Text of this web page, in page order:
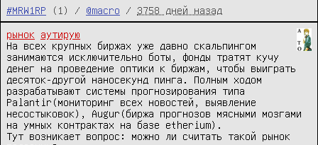
#MRW1RP
(1) / @macro / 3758 дней назад
рынок
аутирую
На всех крупных биржах уже давно скальпингом
занимаются исключительно боты, фонды тратят кучу
денег на проведение оптики к биржам, чтобы выиграть
десяток-другой наносекунд пинга. Полным ходом
разрабатывают системы прогнозирования типа
Palantir(мониторинг всех новостей, выявление
несостыковок), Augur(биржа прогнозов мясными мозгами
на умных контрактах на базе etherium).
Тут возникает вопрос: можно ли считать такой рынок